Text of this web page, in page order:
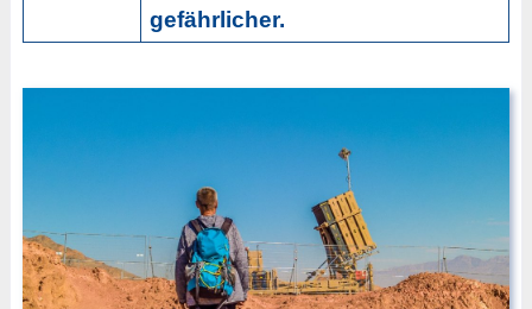
gefährlicher.